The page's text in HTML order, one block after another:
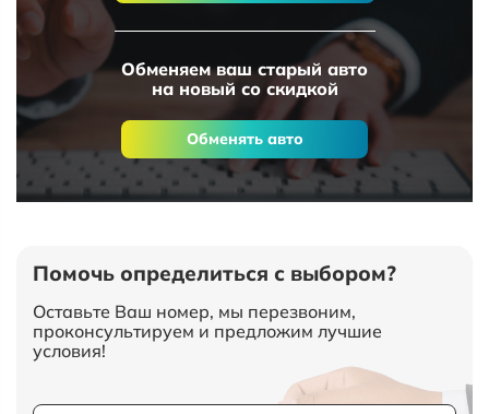
Обменяем ваш старый авто
на новый со скидкой
Обменять авто
Помочь определиться с выбором?
Оставьте Ваш номер, мы перезвоним,
проконсультируем и предложим лучшие
условия!